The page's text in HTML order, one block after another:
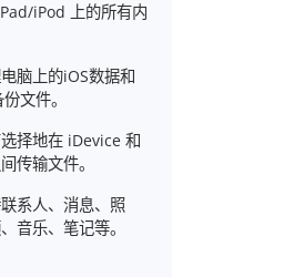
iPod 上的所有内
脑上的iOS数据和
文件。
择地在 iDevice 和
传输文件。
系人、消息、照
音乐、笔记等。